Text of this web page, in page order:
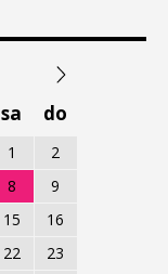
sa do
1
2
8
9
15
16
22
23